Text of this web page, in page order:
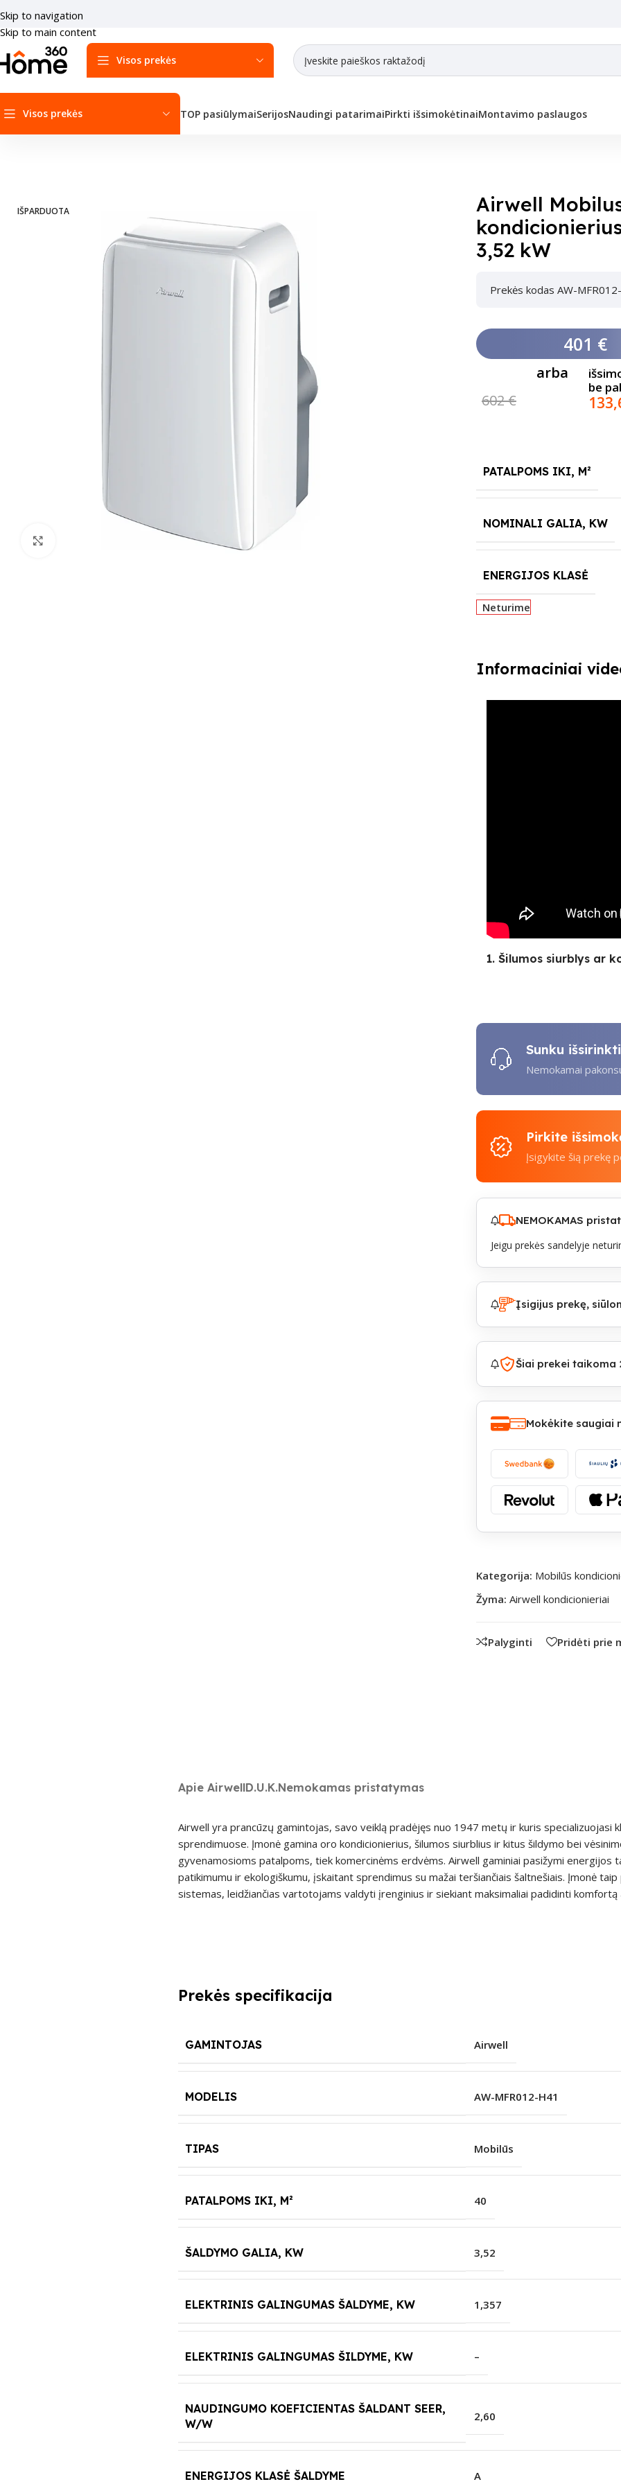
Skip to navigation
Skip to main content
Visos prekės
Visos prekės TOP pasiūlymaiSerijosNaudingi patarimaiPirkti išsimokėtinaiMontavimo paslaugos
IŠPARDUOTA
Paspauskite čia, kad padidinti
Airwell
3,52 kW
Prekės kodas AW-
401 €
602 €
arba
be
PATALPOMS IKI, M²
NOMINALI GALIA, KW
ENERGIJOS KLASĖ
Neturime
Informaciniai
1. Šilumos siurblys ar
Sunku
Nemokamai
Pirkite
Įsigykite šią prekę
NEMOKAMAS
Jeigu prekės sandelyje
Įsigijus prekę,
Šiai prekei taikoma
Mokėkite saugiai
Kategorija: Mobilūs
Žyma: Airwell kondicionieriai
Palyginti Pridėti prie
Apie AirwellD.U.K.Nemokamas pristatymas
Airwell yra prancūzų gamintojas, savo veiklą pradėjęs nuo 1947 metų ir kuris specializuojasi
sprendimuose. Įmonė gamina oro kondicionierius, šilumos siurblius ir kitus šildymo bei
gyvenamosioms patalpoms, tiek komercinėms erdvėms. Airwell gaminiai pasižymi energijos
patikimumu ir ekologiškumu, įskaitant sprendimus su mažai teršiančiais šaltnešiais. Įmonė
sistemas, leidžiančias vartotojams valdyti įrenginius ir siekiant maksimaliai padidinti komfortą
Prekės specifikacija
GAMINTOJAS Airwell
MODELIS AW-MFR012-H41
TIPAS Mobilūs
PATALPOMS IKI, M² 40
ŠALDYMO GALIA, KW 3,52
ELEKTRINIS GALINGUMAS ŠALDYME, KW 1,357
ELEKTRINIS GALINGUMAS ŠILDYME, KW –
NAUDINGUMO KOEFICIENTAS ŠALDANT SEER,
W/W
2,60
ENERGIJOS KLASĖ ŠALDYME A